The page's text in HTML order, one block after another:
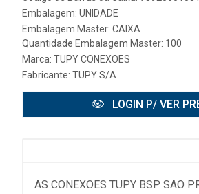
Embalagem: UNIDADE
Embalagem Master: CAIXA
Quantidade Embalagem Master: 100
Marca: TUPY CONEXOES
Fabricante: TUPY S/A
LOGIN P/ VER
AS CONEXOES TUPY BSP SAO